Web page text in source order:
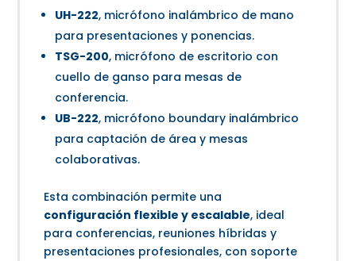
UH-222, micrófono inalámbrico de mano
para presentaciones y ponencias.
TSG-200, micrófono de escritorio con
cuello de ganso para mesas de
conferencia.
UB-222, micrófono boundary inalámbrico
para captación de área y mesas
colaborativas.
Esta combinación permite una
configuración flexible y escalable, ideal
para conferencias, reuniones híbridas y
presentaciones profesionales, con soporte